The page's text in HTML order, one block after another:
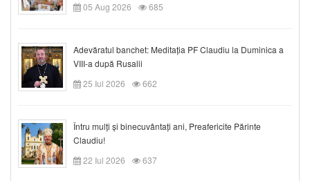
05 Aug 2026 685
Adevăratul banchet: Meditația PF Claudiu la Duminica a
VIII-a după Rusalii
25 Iul 2026
662
Întru mulți și binecuvântați ani, Preafericite Părinte
Claudiu!
22 Iul 2026
637